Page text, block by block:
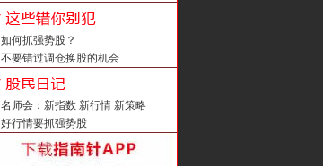
重磅！上证大修 意义何在？
注意：创业板中报预告改了！
A股白马大盘点 看看都有谁？
如何抓强势股？
不要错过调仓换股的机会
警惕 证监会曝光258家非法平台
给喻同学的回信
怎么抓潜伏牛股？
名师会：新指数 新行情 新策略
好行情要抓强势股
看准趋势 赚足波段
潜伏吸筹的类型后劲大